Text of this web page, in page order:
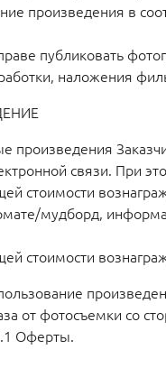
произведения в
публиковать
наложения
произведения
связи. При
мудборд,
от фотосъемки со
Оферты.